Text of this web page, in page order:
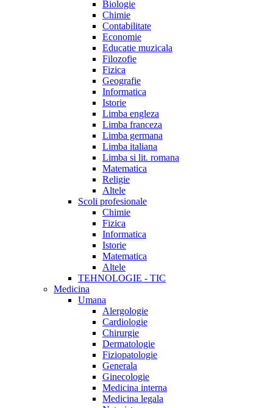
Biologie
Chimie
Contabilitate
Economie
Educatie muzicala
Filozofie
Fizica
Geografie
Informatica
Istorie
Limba engleza
Limba franceza
Limba germana
Limba italiana
Limba si lit. romana
Matematica
Religie
Altele
Scoli profesionale
Chimie
Fizica
Informatica
Istorie
Matematica
Altele
TEHNOLOGIE - TIC
Medicina
Umana
Alergologie
Cardiologie
Chirurgie
Dermatologie
Fiziopatologie
Generala
Ginecologie
Medicina interna
Medicina legala